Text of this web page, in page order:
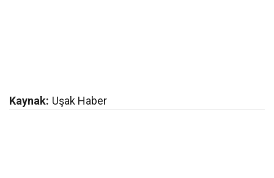
Kaynak: Uşak Haber